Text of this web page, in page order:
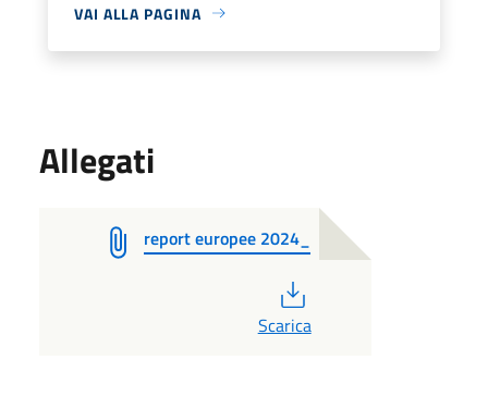
VAI ALLA PAGINA
Allegati
report europee 2024_
Scarica